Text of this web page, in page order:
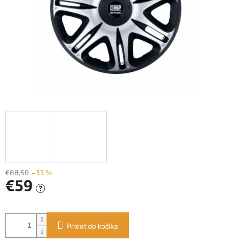
€88,50 –33 %
€59 ?
cena:
Pridať do košíka